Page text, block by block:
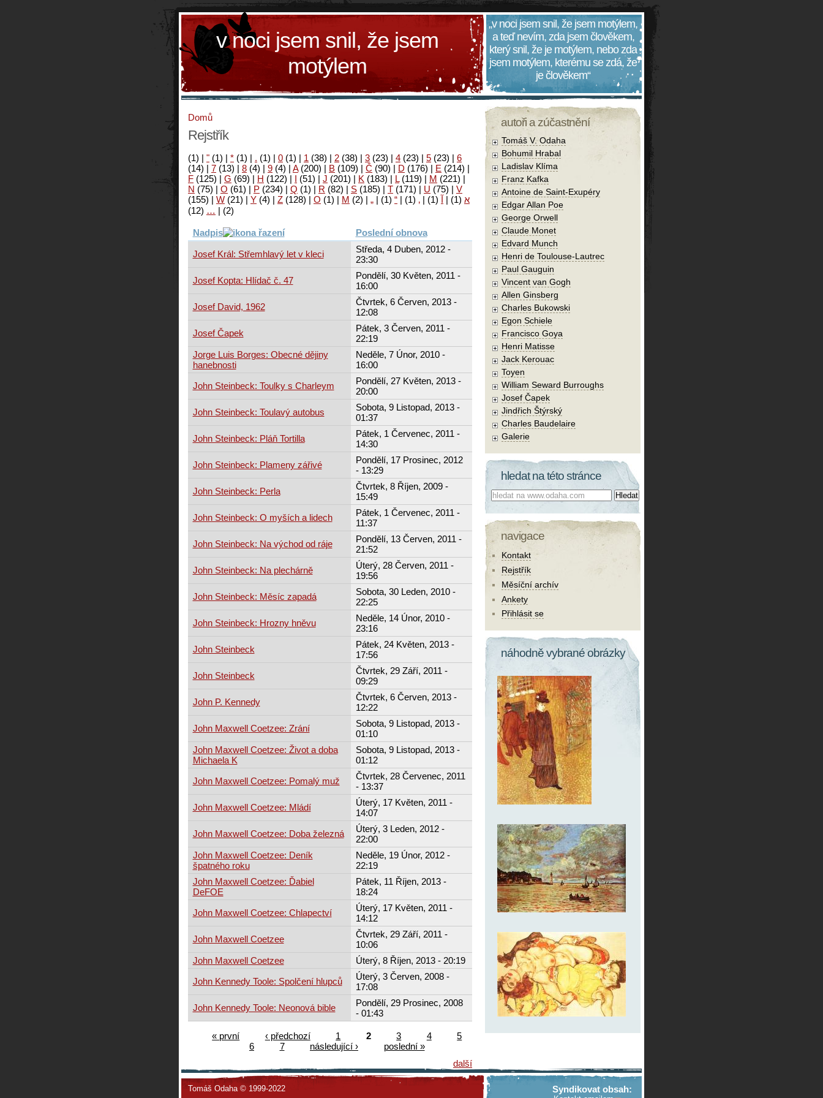
v noci jsem snil, že jsem
motýlem
„v noci jsem snil, že jsem motýlem,
a teď nevím, zda jsem člověkem,
který snil, že je motýlem, nebo zda
jsem motýlem, kterému se zdá, že
je člověkem“
Domů
Rejstřík
(1) | " (1) | * (1) | . (1) | 0 (1) | 1 (38) | 2 (38) | 3 (23) | 4 (23) | 5 (23) | 6
(14) | 7 (13) | 8 (4) | 9 (4) | A(200) | B (109) | Č (90) | D (176) | E (214) |
F (125) | G (69) | H (122) | I (51) | J (201) | K (183) | L(119) | M (221) |
N (75) | O (61) | P (234) | Q (1) | R (82) | S (185) | T (171) | U (75) | V
(155) | W (21) | Y (4) | Z (128) | Ο (1) | М (2) | א (1)
| آ (1)
|
‚
(1)
|
“
(1)
|
„
(2)
|
…
(12)
Nadpis Poslední obnova
Josef Král: Střemhlavý let v kleci
Středa, 4 Duben, 2012 -
23:30
Josef Kopta: Hlídač č. 47
Pondělí, 30 Květen, 2011 -
16:00
Josef David, 1962
Čtvrtek, 6 Červen, 2013 -
12:08
Josef Čapek
Pátek, 3 Červen, 2011 -
22:19
Jorge Luis Borges: Obecné dějiny
hanebnosti
Neděle, 7 Únor, 2010 -
16:00
John Steinbeck: Toulky s Charleym
Pondělí, 27 Květen, 2013 -
20:00
John Steinbeck: Toulavý autobus
Sobota, 9 Listopad, 2013 -
01:37
John Steinbeck: Pláň Tortilla
Pátek, 1 Červenec, 2011 -
14:30
John Steinbeck: Plameny zářivé
Pondělí, 17 Prosinec, 2012
- 13:29
John Steinbeck: Perla
Čtvrtek, 8 Říjen, 2009 -
15:49
John Steinbeck: O myších a lidech
Pátek, 1 Červenec, 2011 -
11:37
John Steinbeck: Na východ od ráje
Pondělí, 13 Červen, 2011 -
21:52
John Steinbeck: Na plechárně
Úterý, 28 Červen, 2011 -
19:56
John Steinbeck: Měsíc zapadá
Sobota, 30 Leden, 2010 -
22:25
John Steinbeck: Hrozny hněvu
Neděle, 14 Únor, 2010 -
23:16
John Steinbeck
Pátek, 24 Květen, 2013 -
17:56
John Steinbeck
Čtvrtek, 29 Září, 2011 -
09:29
John P. Kennedy
Čtvrtek, 6 Červen, 2013 -
12:22
John Maxwell Coetzee: Zrání
Sobota, 9 Listopad, 2013 -
01:10
John Maxwell Coetzee: Život a doba
Michaela K
Sobota, 9 Listopad, 2013 -
01:12
John Maxwell Coetzee: Pomalý muž
Čtvrtek, 28 Červenec, 2011
- 13:37
John Maxwell Coetzee: Mládí
Úterý, 17 Květen, 2011 -
14:07
John Maxwell Coetzee: Doba železná
Úterý, 3 Leden, 2012 -
22:00
John Maxwell Coetzee: Deník
špatného roku
Neděle, 19 Únor, 2012 -
22:19
John Maxwell Coetzee: Ďabiel
DeFOE
Pátek, 11 Říjen, 2013 -
18:24
John Maxwell Coetzee: Chlapectví
Úterý, 17 Květen, 2011 -
14:12
John Maxwell Coetzee
Čtvrtek, 29 Září, 2011 -
10:06
John Maxwell Coetzee
Úterý, 8 Říjen, 2013 - 20:19
John Kennedy Toole: Spolčení hlupců
Úterý, 3 Červen, 2008 -
17:08
John Kennedy Toole: Neonová bible
Pondělí, 29 Prosinec, 2008
- 01:43
« první ‹ předchozí 1 2 3 4
5
6
7 následující ›
poslední »
další
autoři a zúčastnění
Tomáš V. Odaha
Bohumil Hrabal
Ladislav Klíma
Franz Kafka
Antoine de Saint-Exupéry
Edgar Allan Poe
George Orwell
Claude Monet
Edvard Munch
Henri de Toulouse-Lautrec
Paul Gauguin
Vincent van Gogh
Allen Ginsberg
Charles Bukowski
Egon Schiele
Francisco Goya
Henri Matisse
Jack Kerouac
Toyen
William Seward Burroughs
Josef Čapek
Jindřich Štýrský
Charles Baudelaire
Galerie
hledat na této stránce
Co hledat:
navigace
Kontakt
Rejstřík
Měsíční archív
Ankety
Přihlásit se
náhodně vybrané obrázky
Tomáš Odaha © 1999-2022 Syndikovat obsah: